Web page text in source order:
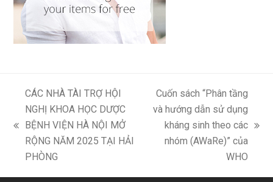
previous
post:
CÁC NHÀ TÀI TRỢ HỘI
NGHỊ KHOA HỌC DƯỢC
BỆNH VIỆN HÀ NỘI MỞ
RỘNG NĂM 2025 TẠI HẢI
PHÒNG
next
post:
Cuốn sách “Phân tầng
và hướng dẫn sử dụng
kháng sinh theo các
nhóm (AWaRe)” của
WHO